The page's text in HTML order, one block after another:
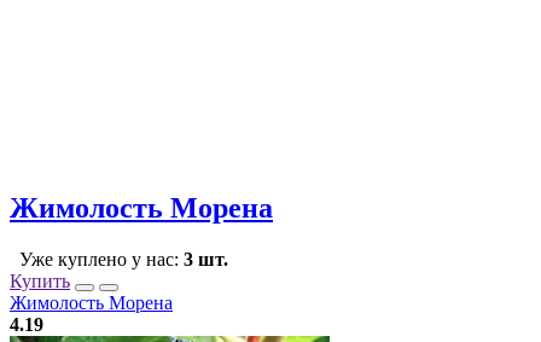
Жимолость Морена
Уже куплено у нас: 3 шт.
Купить
Жимолость Морена
4.19